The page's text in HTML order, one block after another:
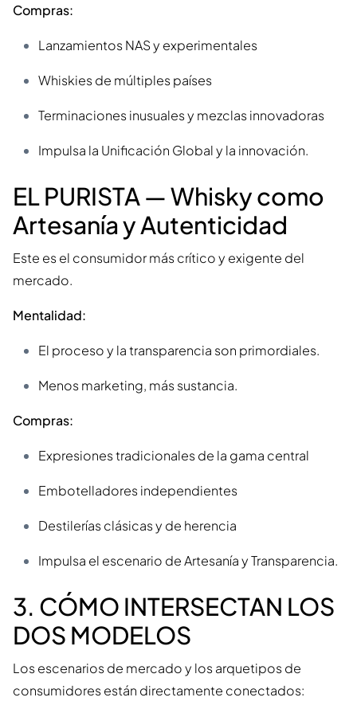
Compras:
Lanzamientos NAS y experimentales
Whiskies de múltiples países
Terminaciones inusuales y mezclas innovadoras
Impulsa la Unificación Global y la innovación.
EL PURISTA — Whisky como
Artesanía y Autenticidad
Este es el consumidor más crítico y exigente del
mercado.
Mentalidad:
El proceso y la transparencia son primordiales.
Menos marketing, más sustancia.
Compras:
Expresiones tradicionales de la gama central
Embotelladores independientes
Destilerías clásicas y de herencia
Impulsa el escenario de Artesanía y Transparencia.
3. CÓMO INTERSECTAN LOS
DOS MODELOS
Los escenarios de mercado y los arquetipos de
consumidores están directamente conectados: